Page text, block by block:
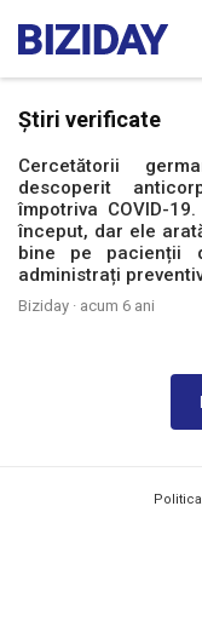
Știri verificate
Cercetătorii
descoperit
împotriva COVID-
început, dar ele
bine pe pacienții
administrați
Biziday · acum 6 ani